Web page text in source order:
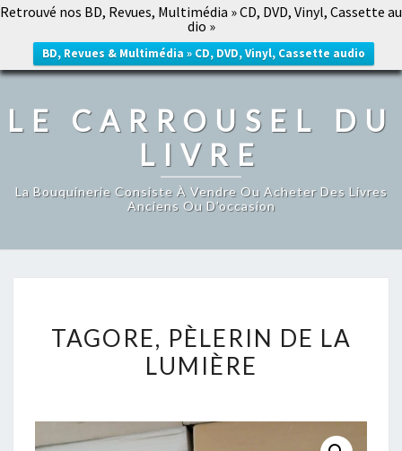
Retrouvé nos BD, Revues, Multimédia » CD, DVD, Vinyl, Cassette au
dio »
BD, Revues & Multimédia » CD, DVD, Vinyl, Cassette audio
LE CARROUSEL DU LIVRE
LE CARROUSEL DU
LIVRE
La Bouquinerie Consiste À Vendre Ou Acheter Des Livres
Anciens Ou D’occasion
PÈLERIN
DE
TAGORE, PÈLERIN DE LA
LUMIÈRE